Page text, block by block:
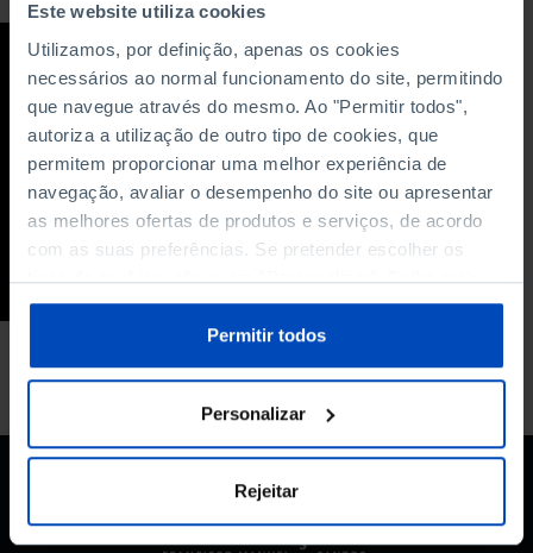
Este website utiliza cookies
Utilizamos, por definição, apenas os cookies
necessários ao normal funcionamento do site, permitindo
que navegue através do mesmo. Ao "Permitir todos",
autoriza a utilização de outro tipo de cookies, que
permitem proporcionar uma melhor experiência de
navegação, avaliar o desempenho do site ou apresentar
as melhores ofertas de produtos e serviços, de acordo
com as suas preferências. Se pretender escolher os
tipos de cookies, clique em "Personalizar". Saiba mais
sobre cookies através da gestão de preferências ou da
Política de Cookies.
Permitir todos
Personalizar
Rejeitar
DEBATE
Liberdade, cultura e
lusofonia (Dulce
Maria Cardoso, Ivo
Castro, Joana
Carneiro, Nástio
Mosquito)